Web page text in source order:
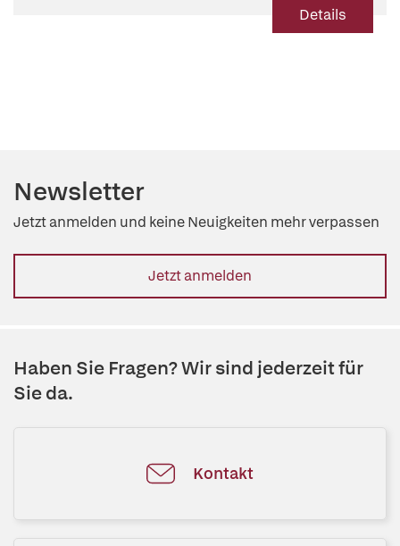
Details
Newsletter
Jetzt anmelden und keine Neuigkeiten mehr verpassen
Jetzt anmelden
Haben Sie Fragen? Wir sind jederzeit für
Sie da.
Kontakt